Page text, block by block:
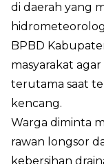
di daerah yang
BPBD
masyarakat
terutama saat
kencang.
Warga diminta
rawan longsor
kebersihan